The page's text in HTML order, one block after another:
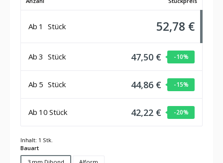
Ab 1 Stück 52,78 €
Ab 3 Stück 47,50 € -10%
Ab 5 Stück 44,86 € -15%
Ab 10 Stück 42,22 € -20%
Inhalt: 1 Stk.
Bauartauswählen